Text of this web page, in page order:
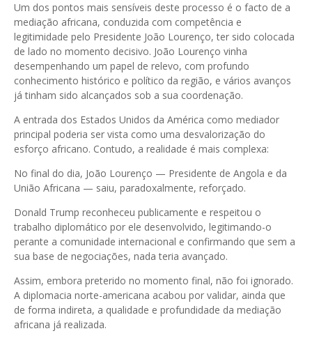
Um dos pontos mais sensíveis deste processo é o facto de a
mediação africana, conduzida com competência e
legitimidade pelo Presidente João Lourenço, ter sido colocada
de lado no momento decisivo. João Lourenço vinha
desempenhando um papel de relevo, com profundo
conhecimento histórico e político da região, e vários avanços
já tinham sido alcançados sob a sua coordenação.
A entrada dos Estados Unidos da América como mediador
principal poderia ser vista como uma desvalorização do
esforço africano. Contudo, a realidade é mais complexa:
No final do dia, João Lourenço — Presidente de Angola e da
União Africana — saiu, paradoxalmente, reforçado.
Donald Trump reconheceu publicamente e respeitou o
trabalho diplomático por ele desenvolvido, legitimando-o
perante a comunidade internacional e confirmando que sem a
sua base de negociações, nada teria avançado.
Assim, embora preterido no momento final, não foi ignorado.
A diplomacia norte-americana acabou por validar, ainda que
de forma indireta, a qualidade e profundidade da mediação
africana já realizada.